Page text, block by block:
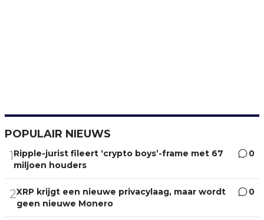
POPULAIR NIEUWS
1Ripple-jurist fileert ‘crypto boys’-frame met 67
miljoen houders
0
2XRP krijgt een nieuwe privacylaag, maar wordt
geen nieuwe Monero
0